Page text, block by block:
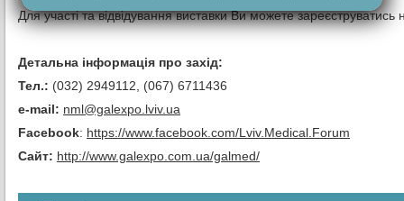
Для участі та відвідування виставки Ви можете зареєструватись
Детальна інформація про захід:
Тел.: (032) 2949112, (067) 6711436
e-mail: nml@galexpo.lviv.ua
Facebook: https://www.facebook.com/Lviv.Medical.Forum
Сайт: http://www.galexpo.com.ua/galmed/